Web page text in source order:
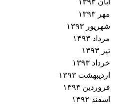
مهر ۱۳۹۳
شهریور ۱۳۹۳
مرداد ۱۳۹۳
تیر ۱۳۹۳
خرداد ۱۳۹۳
اردیبهشت ۱۳۹۳
فروردین ۱۳۹۳
اسفند ۱۳۹۲